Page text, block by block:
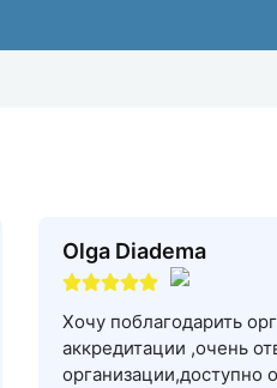
Olga Diadema
Хочу поблагодарить
аккредитации ,очень
организации,доступно